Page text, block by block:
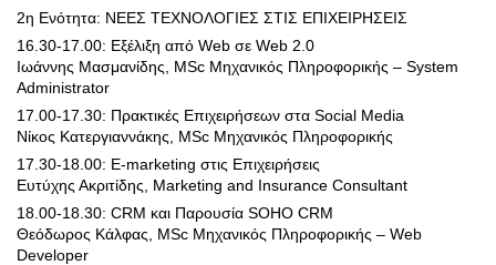
2η Ενότητα: ΝΕΕΣ ΤΕΧΝΟΛΟΓΙΕΣ ΣΤΙΣ ΕΠΙΧΕΙΡΗΣΕΙΣ
16.30-17.00: Εξέλιξη από Web σε Web 2.0
Ιωάννης Μασμανίδης, MSc Μηχανικός Πληροφορικής – System
Administrator
17.00-17.30: Πρακτικές Επιχειρήσεων στα Social Media
Νίκος Κατεργιαννάκης, MSc Μηχανικός Πληροφορικής
17.30-18.00: E-marketing στις Επιχειρήσεις
Ευτύχης Ακριτίδης, Marketing and Insurance Consultant
18.00-18.30: CRM και Παρουσία SOHO CRM
Θεόδωρος Κάλφας, MSc Μηχανικός Πληροφορικής – Web
Developer